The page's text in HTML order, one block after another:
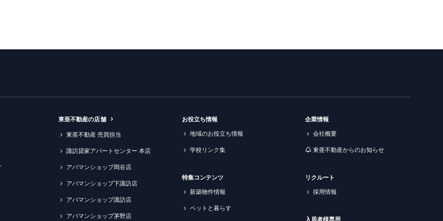
東亜不動産の店舗
東亜不動産 売買担当
諏訪貸家アパートセンター 本店
アパマンショップ岡谷店
アパマンショップ下諏訪店
アパマンショップ諏訪店
アパマンショップ茅野店
お役立ち情報
地域のお役立ち情報
学校リンク集
特集コンテンツ
新築物件情報
ペットと暮らす
企業情報
会社概要
東亜不動産からのお知らせ
リクルート
採用情報
入居者様専用